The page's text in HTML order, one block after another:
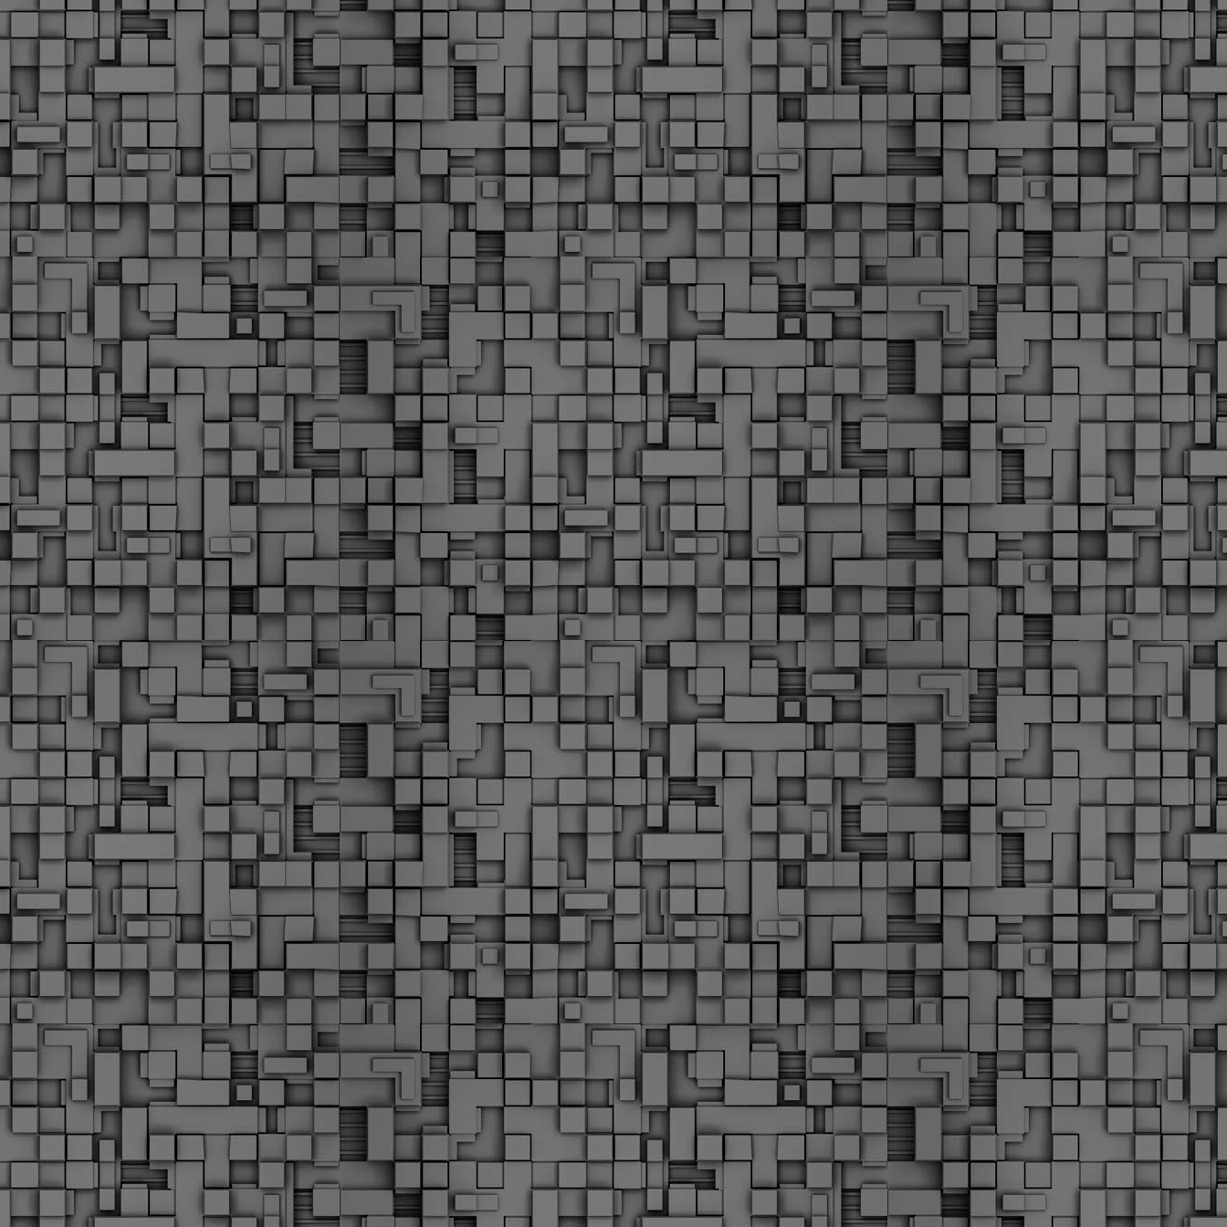
σε δήμους της χώρας. Το Dimastin, αναζητεί σχετικό
φωτογραφικό υλικό στο διαδίκτυο και σας το παρουσιάζει σε
αυτή την ανάρτηση. Επίσης, σας καλούμε, αν διαπιστώσετε ότι
μας έχουν "ξεφύγει" ορκωμοσίες, μπορείτε να στέλνετε το
φωτογραφικό τους υλικό στο dimasthes@gmail.gr ώστε να το
δημοσιεύουμε εδώ, άμεσα.
MAR
Θεσσαλονίκη: Ορκίστηκαν οι 75 νέοι δημοτικοί
αστυνομικοί – Τι τους ζήτησε ο Αγγελούδης
Ενισχύεται το έργο της δημοτικής αστυνομίας στο δήμο
Θεσσαλονίκης καθώς το πρωί της Τετάρτης 18 Μαρτίου
ορκίστηκαν οι 75 νέοι δημοτικοί αστυνομικοί.
«Με αυτούς, σε λίγους μήνες αποκτά ένα ισχυρό σώμα η
δημοτική αστυνομία. Θα είναι πιο κοντά στον πολίτη. Είχα την
ευκαιρία να είμαι σήμερα στην ορκωμοσία τους.
MAR
Ξεκίνησαν εδώ και μια εβδομάδα οι αφίξεις των
νεοπροσληφθέντων Δημοτικών Αστυνομικών στους
δήμους και οι ορκωμοσίες τους - Πλήρες
Μεγάλες μέρες ζει ο "οργανισμός" της Δημοτικής Αστυνομίας!
Να θυμίσουμε ότι κανονικές προσλήψεις στην Δημοτική
Αστυνομία έχουν να γίνουν από το 2010. Δεκαέξι ολόκληρα
χρόνια! Και βέβαια, ακόμη και με αυτές τις προσλήψεις, δεν
φτάνουμε ούτε τα 2/3 των Δημοτικών Αστυνομικών που
υπηρετούσαν το 2013 προ της κατάργησης της υπηρεσίας με
απόφαση του σημερινού πρωθυπουργού Κυριάκου Μητσοτάκη. Ας
είναι...
2
Δημοτική Αστυνομία Θεσσαλονίκης: Διμηνιαίος
απολογισμός ελέγχων τήρησης νομοθεσίας
Τον απολογισμό των δράσεων ελέγχου για τα ζώα συντροφιάς
κατά το δίμηνο Ιανουαρίου – Φεβρουαρίου 2026 παρουσιάζει η
Δημοτική Αστυνομία Θεσσαλονίκης, με στόχο την προστασία των
ζώων και την ομαλή συμβίωση στην πόλη.
FEB
18
ΣτΕ: Οριστική απόρριψη της επαναφοράς του 13ου
και 14ου μισθού για τους δημοσίους υπαλλήλους
Με την απόφαση αυτή, το ΣτΕ απορρίπτει οριστικά τις
αξιώσεις των δημοσίων υπαλλήλων για επαναφορά των
δώρων, επικυρώνοντας την τρέχουσα κατάσταση παρά τις
αντιδράσεις της ΑΔΕΔΥ
Το ΣτΕ απέρριψε οριστικά την προσφυγή της ΑΔΕΔΥ και ενός
εκπαιδευτικού για την επαναφορά των δώρων Χριστουγέννων,
Πάσχα και θερινής άδειας (13ος και 14ος μισθός) στους
εργαζόμενους του δημόσιου τομέα, κλείνοντας μια μακρά
διαμάχη δεκαετιών που αφορούσε τις μνημονιακές περικοπές.
Γνωστοποίηση έκδοσης οριστικών αποτελεσμάτων –
Παροχή οδηγιών.
► Δείτε/κατεβάστε την πολυαναμενόμενη εγκύκλιο του Υπ.
FEB
1
Με διαρροή 2 μέρες πριν την στάση εργασίας
ενημερώνει το ΣτΕ για την απόρριψη της επαναφοράς